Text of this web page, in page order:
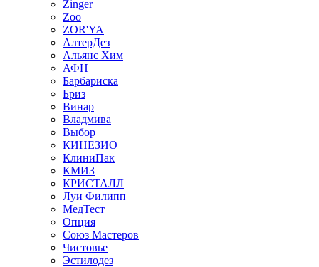
Zinger
Zoo
ZOR'YA
АлтерДез
Альянс Хим
АФН
Барбариска
Бриз
Винар
Владмива
Выбор
КИНЕЗИО
КлиниПак
КМИЗ
КРИСТАЛЛ
Луи Филипп
МедТест
Опция
Союз Мастеров
Чистовье
Эстилодез